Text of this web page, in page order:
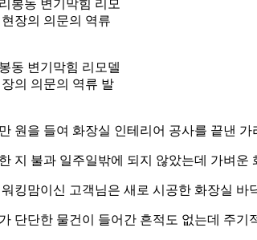
동 변기막힘 리모델
의 의문의 역류 발
원을 들여 화장실 인테리어 공사를 끝낸
지 불과 일주일밖에 되지 않았는데 가벼운
워킹맘이신 고객님은 새로 시공한 화장실
단단한 물건이 들어간 흔적도 없는데 주